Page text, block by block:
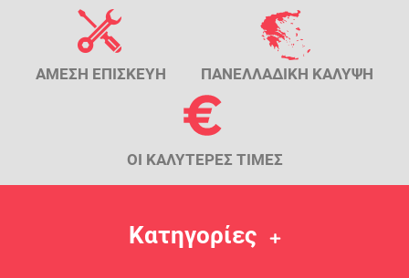
ΑΜΕΣΗ ΕΠΙΣΚΕΥΗ ΠΑΝΕΛΛΑΔΙΚΗ ΚΑΛΥΨΗ
ΟΙ ΚΑΛΥΤΕΡΕΣ ΤΙΜΕΣ
Κατηγορίες